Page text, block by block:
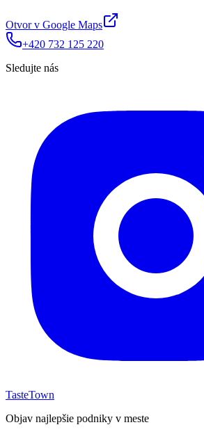
Otvor v Google Maps
+420 732 125 220
Sledujte nás
TasteTown
Objav najlepšie podniky v meste